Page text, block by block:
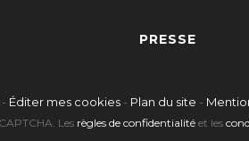
PRESSE
- Éditer mes cookies - Plan du site -
Les règles de confidentialité et les